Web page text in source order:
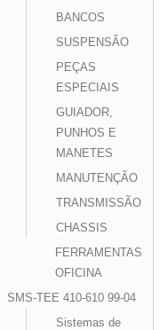
BANCOS
SUSPENSÃO
PEÇAS
ESPECIAIS
GUIADOR,
PUNHOS E
MANETES
MANUTENÇÃO
TRANSMISSÃO
CHASSIS
FERRAMENTAS
OFICINA
SMS-TEE 410-610 99-04
Sistemas de